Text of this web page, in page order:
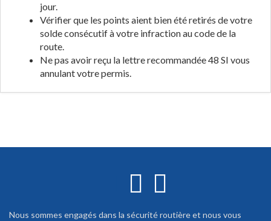
jour.
Vérifier que les points aient bien été retirés de votre
solde consécutif à votre infraction au code de la
route.
Ne pas avoir reçu la lettre recommandée 48 SI vous
annulant votre permis.
Nous sommes engagés dans la sécurité routière et nous vous